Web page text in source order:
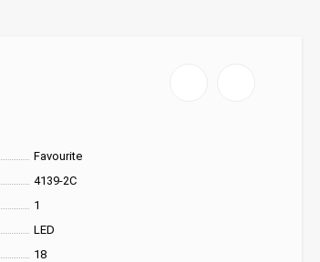
Favourite
4139-2C
1
LED
18